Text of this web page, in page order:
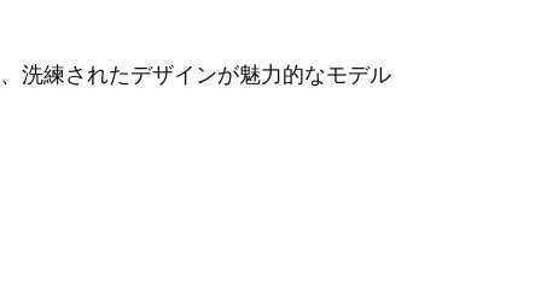
洗練されたデザインが魅力的なモデル